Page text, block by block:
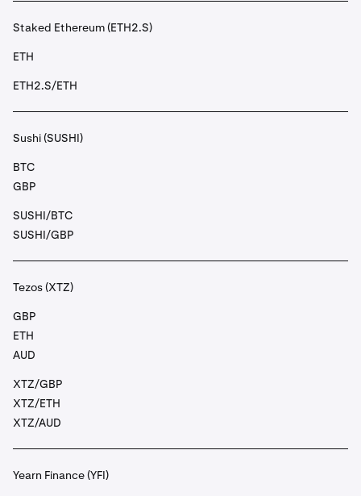
Staked Ethereum (ETH2.S)
ETH
ETH2.S/ETH
Sushi (SUSHI)
BTC
GBP
SUSHI/BTC
SUSHI/GBP
Tezos (XTZ)
GBP
ETH
AUD
XTZ/GBP
XTZ/ETH
XTZ/AUD
Yearn Finance (YFI)